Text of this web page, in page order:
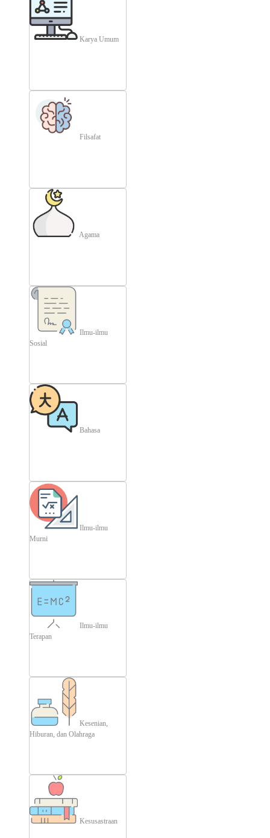
Karya Umum
Filsafat
Agama
Ilmu-ilmu
Sosial
Bahasa
Ilmu-ilmu
Murni
Ilmu-ilmu
Terapan
Kesenian,
Hiburan, dan Olahraga
Kesusastraan